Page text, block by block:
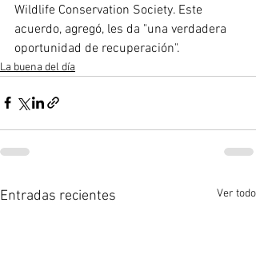
Wildlife Conservation Society. Este
acuerdo, agregó, les da "una verdadera
oportunidad de recuperación".
La buena del día
Entradas recientes Ver todo